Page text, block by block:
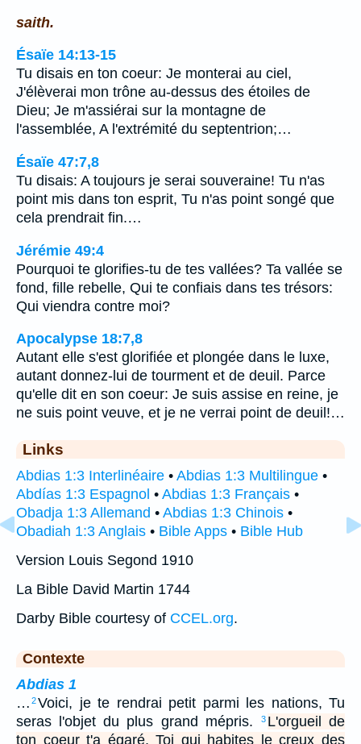
saith.
Ésaïe 14:13-15
Tu disais en ton coeur: Je monterai au ciel,
J'élèverai mon trône au-dessus des étoiles de
Dieu; Je m'assiérai sur la montagne de
l'assemblée, A l'extrémité du septentrion;…
Ésaïe 47:7,8
Tu disais: A toujours je serai souveraine! Tu n'as
point mis dans ton esprit, Tu n'as point songé que
cela prendrait fin.…
Jérémie 49:4
Pourquoi te glorifies-tu de tes vallées? Ta vallée se
fond, fille rebelle, Qui te confiais dans tes trésors:
Qui viendra contre moi?
Apocalypse 18:7,8
Autant elle s'est glorifiée et plongée dans le luxe,
autant donnez-lui de tourment et de deuil. Parce
qu'elle dit en son coeur: Je suis assise en reine, je
ne suis point veuve, et je ne verrai point de deuil!…
Links
Abdias 1:3 Interlinéaire • Abdias 1:3 Multilingue •
Abdías 1:3 Espagnol • Abdias 1:3 Français •
Obadja 1:3 Allemand • Abdias 1:3 Chinois •
Obadiah 1:3 Anglais • Bible Apps • Bible Hub
Version Louis Segond 1910
La Bible David Martin 1744
Darby Bible courtesy of CCEL.org.
Contexte
Abdias 1
… 2Voici, je te rendrai petit parmi les nations, Tu
seras l'objet du plus grand mépris.
3 L'orgueil de
ton coeur t'a égaré, Toi qui habites le creux des